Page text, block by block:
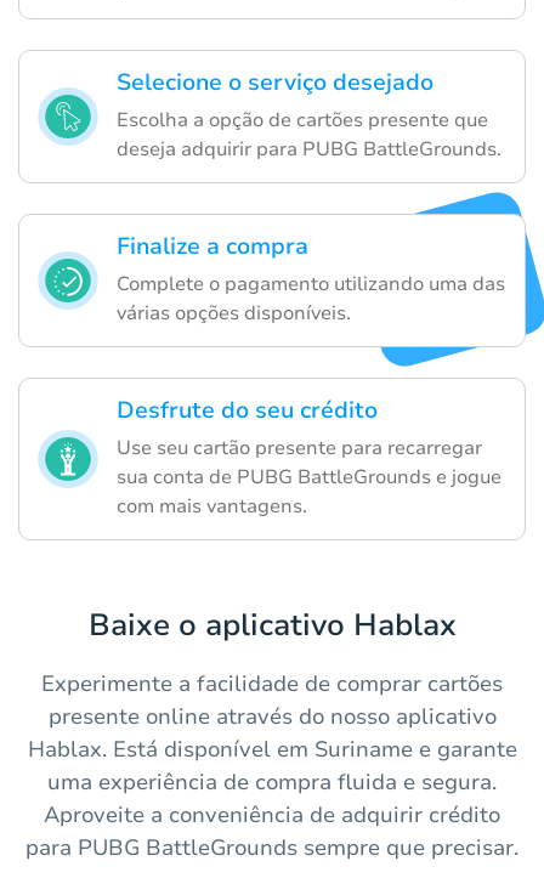
Selecione o serviço desejado
Escolha a opção de cartões presente que
deseja adquirir para PUBG BattleGrounds.
Finalize a compra
Complete o pagamento utilizando uma das
várias opções disponíveis.
Desfrute do seu crédito
Use seu cartão presente para recarregar
sua conta de PUBG BattleGrounds e jogue
com mais vantagens.
Baixe o aplicativo Hablax
Experimente a facilidade de comprar cartões
presente online através do nosso aplicativo
Hablax. Está disponível em Suriname e garante
uma experiência de compra fluida e segura.
Aproveite a conveniência de adquirir crédito
para PUBG BattleGrounds sempre que precisar.